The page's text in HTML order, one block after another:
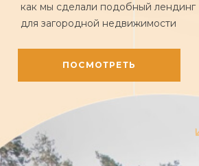
как мы сделали подобный лендинг
для загородной недвижимости
ПОСМОТРЕТЬ